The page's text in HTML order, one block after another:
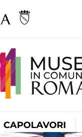
CAPOLAVORI